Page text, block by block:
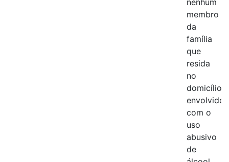
membro
da
família
que
resida
no
domicílio
envolvido
com o
uso
abusivo
de